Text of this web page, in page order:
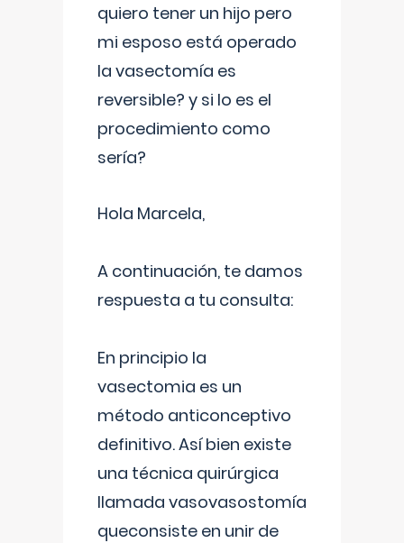
quiero tener un hijo pero
mi esposo está operado
la vasectomía es
reversible? y si lo es el
procedimiento como
sería?
Hola Marcela,
A continuación, te damos
respuesta a tu consulta:
En principio la
vasectomia es un
método anticonceptivo
definitivo. Así bien existe
una técnica quirúrgica
llamada vasovasostomía
queconsiste en unir de